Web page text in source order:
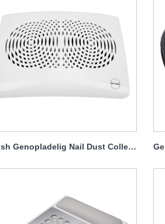
Gelish Genopladelig Nail Dust Collector Professional 20w